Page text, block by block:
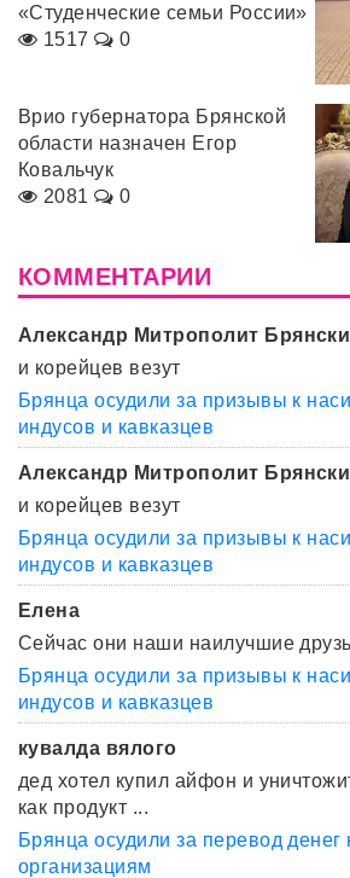
«Студенческие семьи России»
1517
0
Врио губернатора Брянской
области назначен Егор
Ковальчук
2081
0
КОММЕНТАРИИ
Александр Митрополит
и корейцев везут
Брянца осудили за призывы к
индусов и кавказцев
Александр Митрополит
и корейцев везут
Брянца осудили за призывы к
индусов и кавказцев
Елена
Сейчас они наши наилучшие
Брянца осудили за призывы к
индусов и кавказцев
кувалда вялого
дед хотел купил айфон и
как продукт ...
Брянца осудили за перевод
организациям